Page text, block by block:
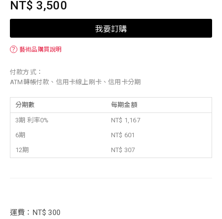
NT$ 3,500
我要訂購
？ 藝術品購買說明
付款方式：
ATM轉帳付款、信用卡線上刷卡、信用卡分期
分期數 每期金額
3期 利率0%
NT$ 1,167
6期
NT$ 601
12期
NT$ 307
運費：NT$ 300